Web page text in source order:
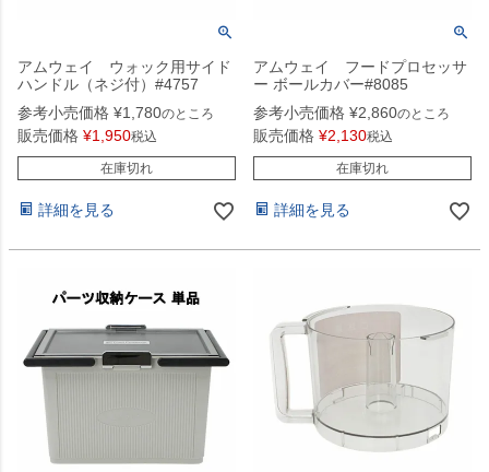
アムウェイ ウォック用サイド
ハンドル（ネジ付）#4757
参考小売価格 ¥1,780のところ
販売価格 ¥1,950税込
在庫切れ
詳細を見る
アムウェイ フードプロセッサ
ー ボールカバー#8085
参考小売価格 ¥2,860のところ
販売価格 ¥2,130税込
在庫切れ
詳細を見る